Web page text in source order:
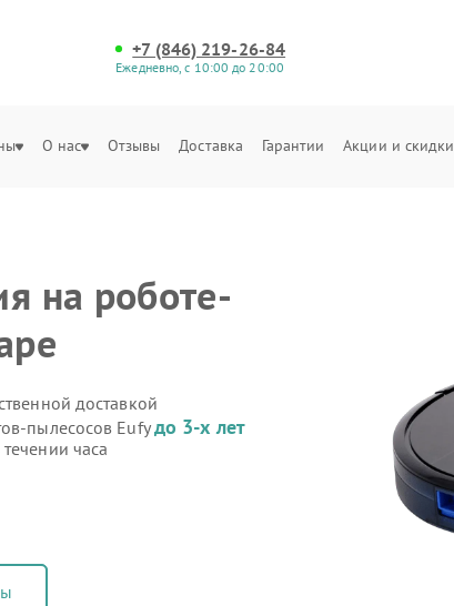
+7 (846) 219-26-84
Ежедневно, с 10:00 до 20:00
О нас Отзывы Доставка Гарантии Акции и скидки
на роботе-
доставкой
пылесосов Eufyдо 3-х лет
часа